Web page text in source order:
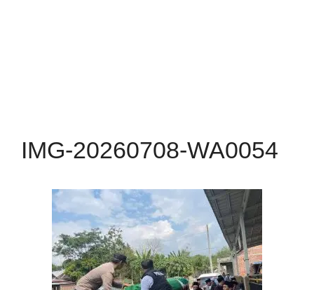
IMG-20260708-WA0054